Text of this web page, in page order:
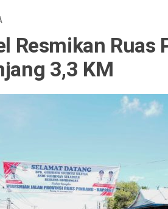
Resmikan Ruas
3,3 KM